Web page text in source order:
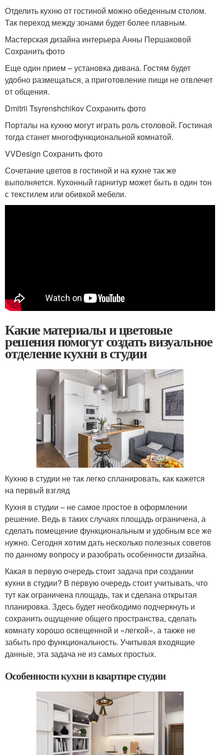
Отделить кухню от гостиной можно обеденным столом.
Так переход между зонами будет более плавным.
Мастерская дизайна интерьера Анны Першаковой
Сохранить фото
Еще один прием – установка дивана. Гостям будет
удобно размещаться, а приготовление пищи не отвлечет
от общения.
Dmitrii Tsyrenshchikov Сохранить фото
Порталы на кухню могут играть роль столовой. Гостиная
тогда станет многофункциональной комнатой.
VVDesign Сохранить фото
Сочетание цветов в гостиной и на кухне так же
выполняется. Кухонный гарнитур может быть в один тон
с текстилем или обивкой мебели.
Какие материалы и цветовые
решения помогут создать визуальное
отделение кухни в студии
Кухню в студии не так легко спланировать, как кажется
на первый взгляд
Кухня в студии – не самое простое в оформлении
решение. Ведь в таких случаях площадь ограничена, а
сделать помещение функциональным и удобным все же
нужно. Сегодня хотим дать несколько полезных советов
по данному вопросу и разобрать особенности дизайна.
Какая в первую очередь стоит задача при создании
кухни в студии? В первую очередь стоит учитывать, что
тут как ограничена площадь, так и сделана открытая
планировка. Здесь будет необходимо подчеркнуть и
сохранить ощущение общего пространства, сделать
комнату хорошо освещенной и «легкой», а также не
забыть про функциональность. Учитывая входящие
данные, эта задача не из самых простых.
Особенности кухни в квартире студии